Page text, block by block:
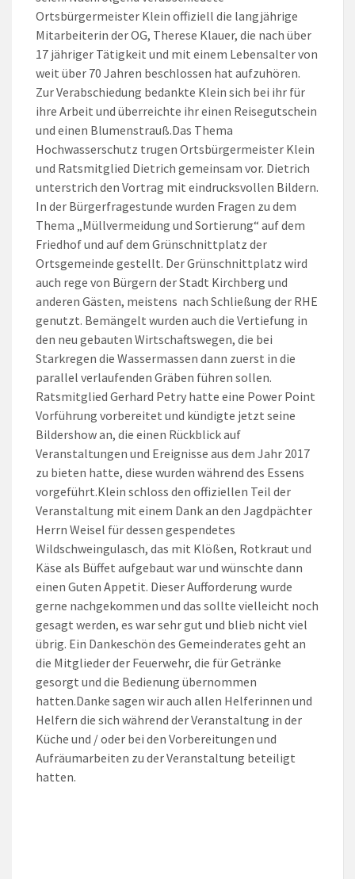
Ortsbürgermeister Klein offiziell die langjährige
Mitarbeiterin der OG, Therese Klauer, die nach über
17 jähriger Tätigkeit und mit einem Lebensalter von
weit über 70 Jahren beschlossen hat aufzuhören.
Zur Verabschiedung bedankte Klein sich bei ihr für
ihre Arbeit und überreichte ihr einen Reisegutschein
und einen Blumenstrauß.Das Thema
Hochwasserschutz trugen Ortsbürgermeister Klein
und Ratsmitglied Dietrich gemeinsam vor. Dietrich
unterstrich den Vortrag mit eindrucksvollen Bildern.
In der Bürgerfragestunde wurden Fragen zu dem
Thema „Müllvermeidung und Sortierung“ auf dem
Friedhof und auf dem Grünschnittplatz der
Ortsgemeinde gestellt. Der Grünschnittplatz wird
auch rege von Bürgern der Stadt Kirchberg und
anderen Gästen, meistens nach Schließung der RHE
genutzt. Bemängelt wurden auch die Vertiefung in
den neu gebauten Wirtschaftswegen, die bei
Starkregen die Wassermassen dann zuerst in die
parallel verlaufenden Gräben führen sollen.
Ratsmitglied Gerhard Petry hatte eine Power Point
Vorführung vorbereitet und kündigte jetzt seine
Bildershow an, die einen Rückblick auf
Veranstaltungen und Ereignisse aus dem Jahr 2017
zu bieten hatte, diese wurden während des Essens
vorgeführt.Klein schloss den offiziellen Teil der
Veranstaltung mit einem Dank an den Jagdpächter
Herrn Weisel für dessen gespendetes
Wildschweingulasch, das mit Klößen, Rotkraut und
Käse als Büffet aufgebaut war und wünschte dann
einen Guten Appetit. Dieser Aufforderung wurde
gerne nachgekommen und das sollte vielleicht noch
gesagt werden, es war sehr gut und blieb nicht viel
übrig. Ein Dankeschön des Gemeinderates geht an
die Mitglieder der Feuerwehr, die für Getränke
gesorgt und die Bedienung übernommen
hatten.Danke sagen wir auch allen Helferinnen und
Helfern die sich während der Veranstaltung in der
Küche und / oder bei den Vorbereitungen und
Aufräumarbeiten zu der Veranstaltung beteiligt
hatten.